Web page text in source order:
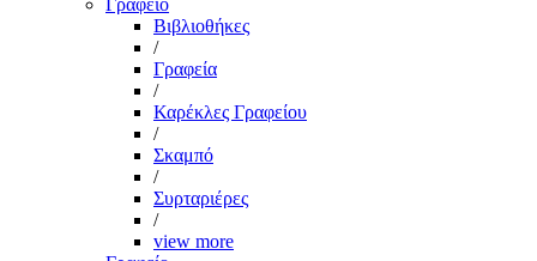
Γραφείο
Βιβλιοθήκες
/
Γραφεία
/
Καρέκλες Γραφείου
/
Σκαμπό
/
Συρταριέρες
/
view more